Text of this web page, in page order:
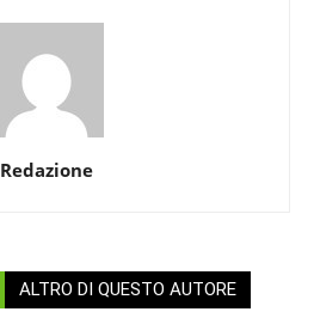
Redazione
ALTRO DI QUESTO AUTORE